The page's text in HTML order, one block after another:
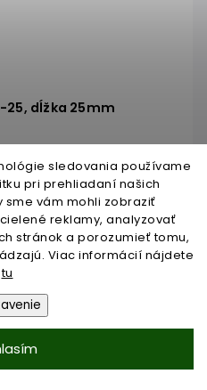
sledovania používame
pri prehliadaní našich
sme vám mohli zobraziť
reklamy, analyzovať
stránok a porozumieť tomu,
Viac informácií nájdete
tu
dĺžka 25mm
košíka
ďalších